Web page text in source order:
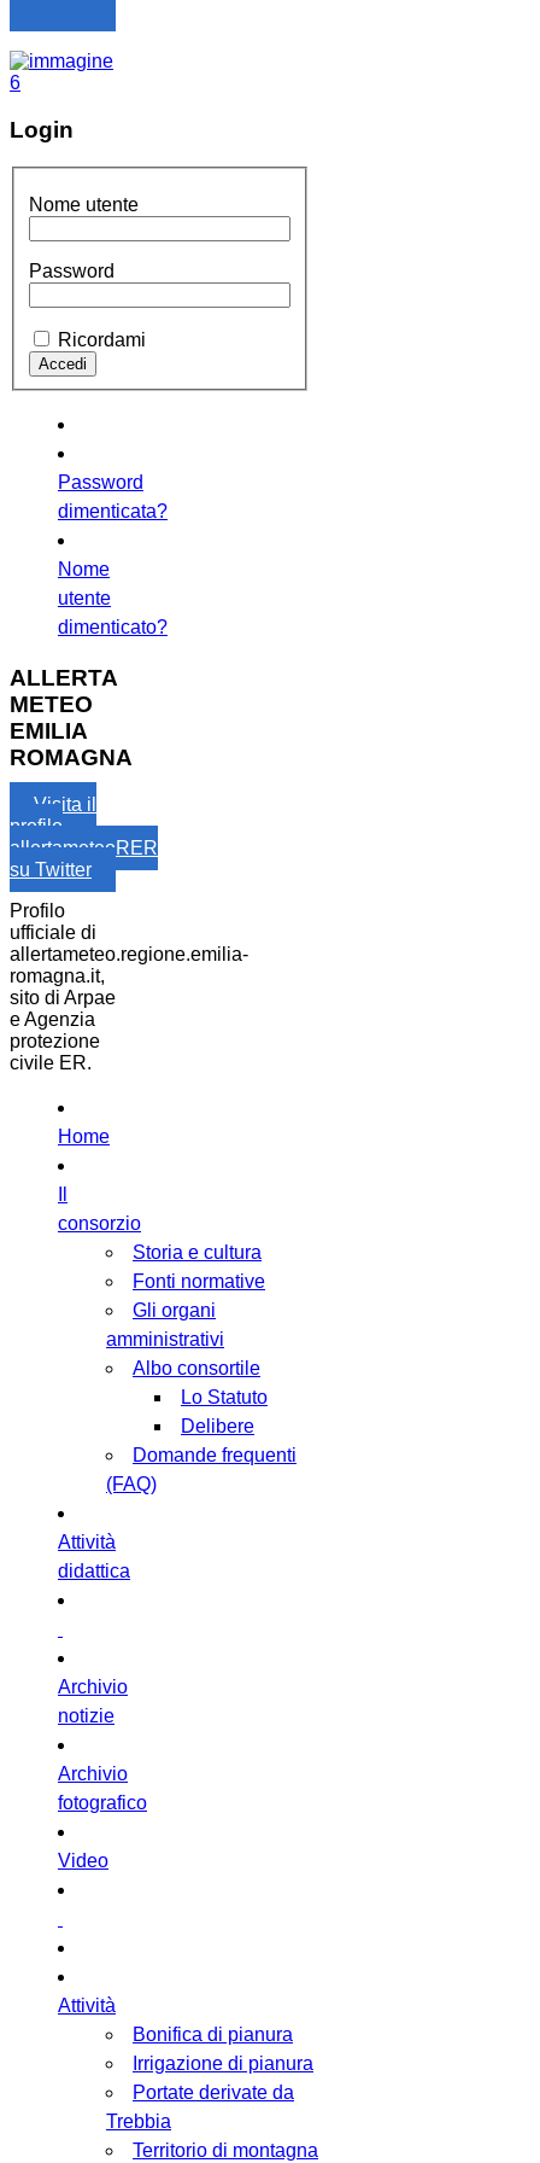
Login
Nome utente
Password
Ricordami
Password
dimenticata?
Nome
utente
dimenticato?
ALLERTA
METEO
EMILIA
ROMAGNA
Visita il
profilo
allertameteoRER
su Twitter
Profilo
ufficiale di
allertameteo.regione.emilia-
romagna.it,
sito di Arpae
e Agenzia
protezione
civile ER.
Home
consorzio
Storia e cultura
Fonti normative
Gli organi
amministrativi
Albo consortile
Lo Statuto
Delibere
Domande frequenti
(FAQ)
Attività
didattica
Archivio
notizie
Archivio
fotografico
Video
Attività
Bonifica di pianura
Irrigazione di pianura
Portate derivate da
Trebbia
Territorio di montagna